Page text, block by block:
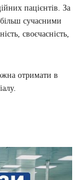
пацієнтів. За
сучасними
своєчасність,
отримати в